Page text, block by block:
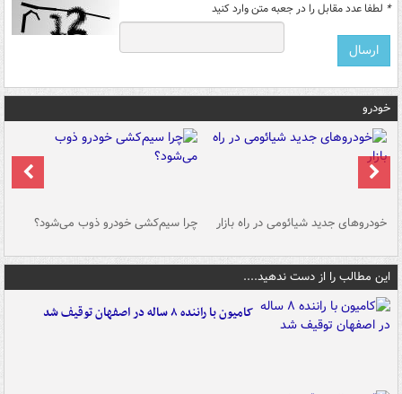
* لطفا عدد مقابل را در جعبه متن وارد کنید
خودرو
خودروهای جدید شیائومی در راه بازار چرا سیم‌کشی خودرو ذوب می‌شود؟
این مطالب را از دست ندهید....
کامیون با راننده ۸ ساله در اصفهان توقیف شد